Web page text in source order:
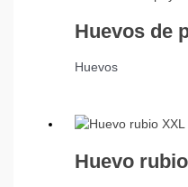
Huevos de
Huevos
Huevo